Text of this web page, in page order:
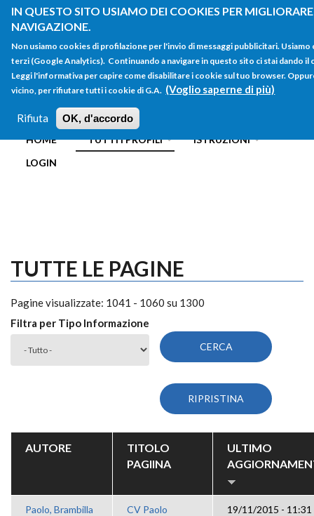
IN QUESTO SITO USIAMO DEI COOKIES PER
NAVIGAZIONE.
Non usiamo cookies di profilazione per l'invio di messaggi pubblicitari.
terzi (Google Analytics). Continuando a navigare in questo sito ci stai dando il
Leggi l'informativa per capire come disabilitare i cookie sul tuo browser.
vicino, per rifiutare tutti i cookie di G.A. (Voglio saperne di più)
Rifiuta OK, d'accordo
Salta al contenuto principale
FORM
DI
RICERCA
Main menu
HOME TUTTI I PROFILI
ISTRUZIONI
LOGIN
TUTTE LE PAGINE
Pagine visualizzate: 1041 - 1060 su 1300
Filtra per Tipo Informazione
AUTORE
TITOLO
PAGIINA
ULTIMO
Paolo, Brambilla
CV Paolo
19/11/2015 - 11:31